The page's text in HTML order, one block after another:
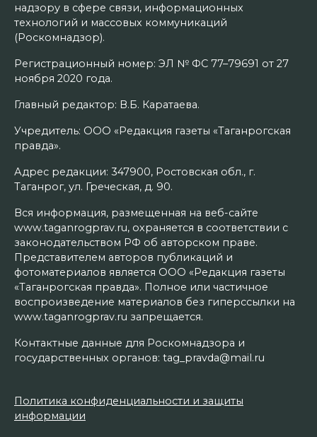
надзору в сфере связи, информационных
технологий и массовых коммуникаций
(Роскомнадзор).
Регистрационный номер: ЭЛ № ФС 77–79691 от 27
ноября 2020 года.
Главный редактор: В.Б. Каратаева.
Учредитель: ООО «Редакция газеты «Таганрогская
правда».
Адрес редакции: 347900, Ростовская обл., г.
Таганрог, ул. Греческая, д. 90.
Вся информация, размещенная на веб-сайте
www.taganrogprav.ru, охраняется в соответствии с
законодательством РФ об авторском праве.
Представителем авторов публикаций и
фотоматериалов является ООО «Редакция газеты
«Таганрогская правда». Полное или частичное
воспроизведение материалов без гиперссылки на
www.taganrogprav.ru запрещается.
Контактные данные для Роскомнадзора и
государственных органов: tag_pravda@mail.ru
Политика конфиденциальности и защиты
информации